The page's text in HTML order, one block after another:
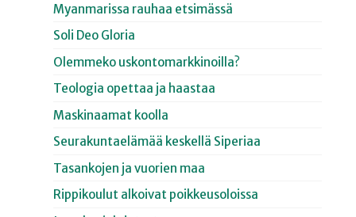
Myanmarissa rauhaa etsimässä
Soli Deo Gloria
Olemmeko uskontomarkkinoilla?
Teologia opettaa ja haastaa
Maskinaamat koolla
Seurakuntaelämää keskellä Siperiaa
Tasankojen ja vuorien maa
Rippikoulut alkoivat poikkeusoloissa